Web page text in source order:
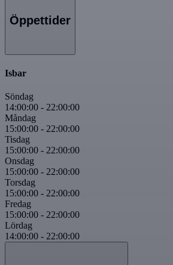
Öppettider
Isbar
Söndag
14:00:00 - 22:00:00
Måndag
15:00:00 - 22:00:00
Tisdag
15:00:00 - 22:00:00
Onsdag
15:00:00 - 22:00:00
Torsdag
15:00:00 - 22:00:00
Fredag
15:00:00 - 22:00:00
Lördag
14:00:00 - 22:00:00